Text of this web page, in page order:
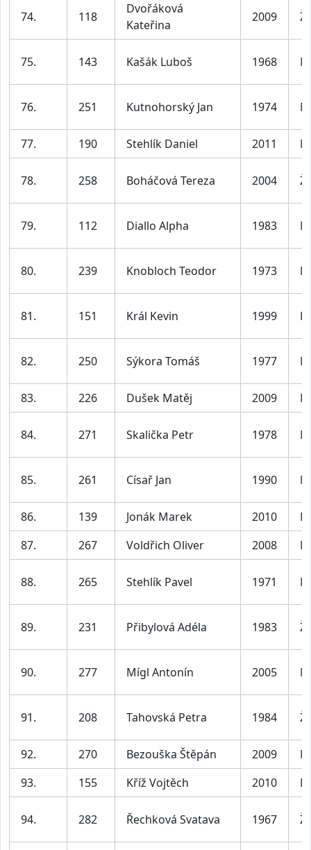
74. 118
Dvořáková
Kateřina
2009 Ž
75. 143 Kašák Luboš 1968 M
76. 251 Kutnohorský Jan 1974 M
77. 190 Stehlík Daniel 2011 M
78. 258 Boháčová Tereza 2004 Ž
79. 112 Diallo Alpha 1983 M
80. 239 Knobloch Teodor 1973 M
81. 151 Král Kevin 1999 M
82. 250 Sýkora Tomáš 1977 M
83. 226 Dušek Matěj 2009 M
84. 271 Skalička Petr 1978 M
85. 261 Císař Jan 1990 M
86. 139 Jonák Marek 2010
M
87.
267 Voldřich Oliver 2008 M
88. 265 Stehlík Pavel 1971 M
89. 231 Přibylová Adéla 1983 Ž
90. 277 Mígl Antonín 2005 M
91. 208 Tahovská Petra 1984 Ž
92. 270 Bezouška Štěpán 2009
M
93.
155 Kříž Vojtěch 2010 M
94. 282 Řechková Svatava 1967 Ž